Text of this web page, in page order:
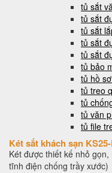
tủ sắt
tủ sắt
tủ sắt
tủ sắt
tủ sắt
tủ bảo
tủ hồ
tủ treo
tủ
tủ văn
tủ file
Két sắt khách sạn
Két được thiết kế nhỏ
tĩnh điện chống trầy xước)